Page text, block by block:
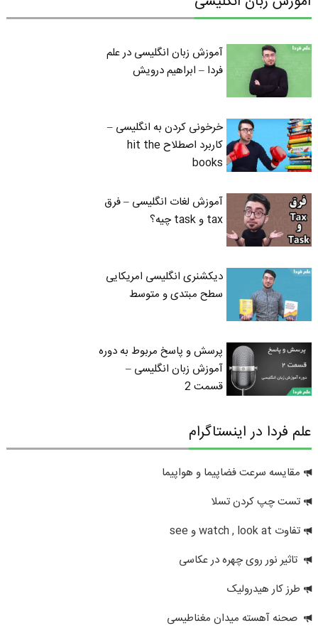
آموزش زبان انگلیسی در علم
فردا – ابراهیم درویش
خرخونی کردن به انگلیسی –
کاربرد اصطلاح hit the
books
آموزش لغات انگلیسی – فرق
tax و task چیه؟
دیکشنری انگلیسی امریکایی
سطح مبتدی و متوسط
پرسش و پاسخ مربوط به دوره
آموزش زبان انگلیسی –
قسمت 2
علم فردا در اینستاگرام
مقایسه سرعت فضاپیما و هواپیما
تست چپ کردن تسلا
تفاوت watch , look at و see
تاثیر نور روی چهره در عکاسی
طرز کار هیدرولیک
صحنه آهسته میدان مغناطیسی